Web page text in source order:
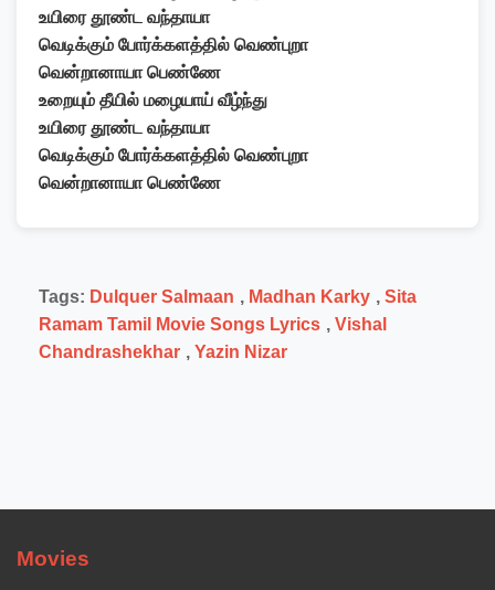
உயிரை தூண்ட வந்தாயா
வெடிக்கும் போர்க்களத்தில் வெண்புறா
வென்றானாயா பெண்ணே
உறையும் தீயில் மழையாய் வீழ்ந்து
உயிரை தூண்ட வந்தாயா
வெடிக்கும் போர்க்களத்தில் வெண்புறா
வென்றானாயா பெண்ணே
Tags: Dulquer Salmaan , Madhan Karky , Sita
Ramam Tamil Movie Songs Lyrics , Vishal
Chandrashekhar , Yazin Nizar
Movies